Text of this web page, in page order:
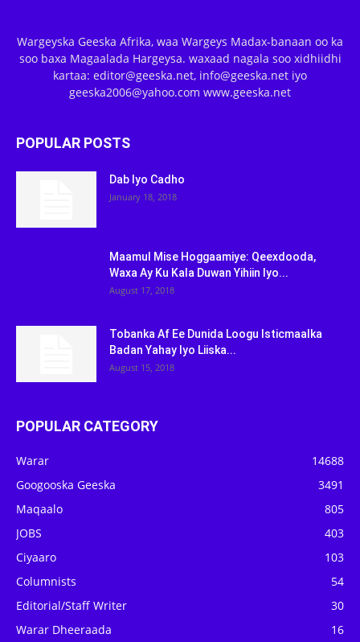
Wargeyska Geeska Afrika, waa Wargeys Madax-banaan oo ka
soo baxa Magaalada Hargeysa. waxaad nagala soo xidhiidhi
kartaa: editor@geeska.net, info@geeska.net iyo
geeska2006@yahoo.com www.geeska.net
POPULAR POSTS
Dab Iyo Cadho
January 18, 2018
Maamul Mise Hoggaamiye: Qeexdooda,
Waxa Ay Ku Kala Duwan Yihiin Iyo...
August 17, 2018
Tobanka Af Ee Dunida Loogu Isticmaalka
Badan Yahay Iyo Liiska...
August 15, 2018
POPULAR CATEGORY
Warar
14688
Googooska Geeska
3491
Maqaalo
805
JOBS
403
Ciyaaro
103
Columnists
54
Editorial/Staff Writer
30
Warar Dheeraada
16